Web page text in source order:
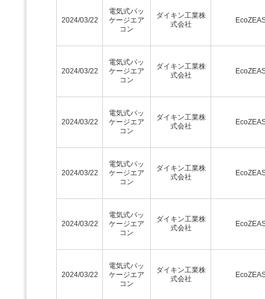
2024/03/22
電気式パッ
ケージエア
コン
ダイキン工業株
式会社
2024/03/22
電気式パッ
ケージエア
コン
ダイキン工業株
式会社
2024/03/22
電気式パッ
ケージエア
コン
ダイキン工業株
式会社
2024/03/22
電気式パッ
ケージエア
コン
ダイキン工業株
式会社
2024/03/22
電気式パッ
ケージエア
コン
ダイキン工業株
式会社
2024/03/22
電気式パッ
ケージエア
コン
ダイキン工業株
式会社